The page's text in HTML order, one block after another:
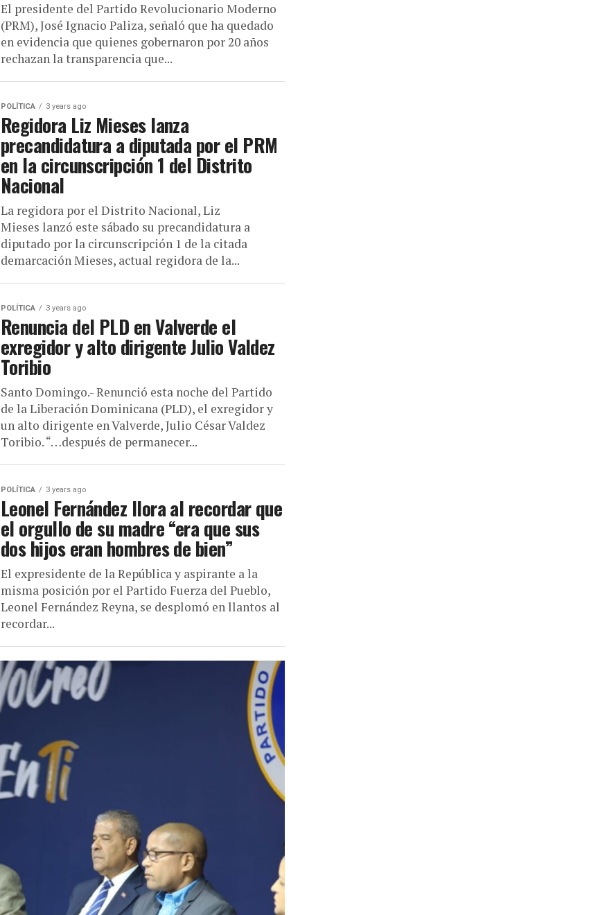
El presidente del Partido Revolucionario Moderno
(PRM), José Ignacio Paliza, señaló que ha quedado
en evidencia que quienes gobernaron por 20 años
rechazan la transparencia que...
POLÍTICA 3 years ago
Regidora Liz Mieses lanza
precandidatura a diputada por el PRM
en la circunscripción 1 del Distrito
Nacional
La regidora por el Distrito Nacional, Liz
Mieses lanzó este sábado su precandidatura a
diputado por la circunscripción 1 de la citada
demarcación Mieses, actual regidora de la...
POLÍTICA 3 years ago
Renuncia del PLD en Valverde el
exregidor y alto dirigente Julio Valdez
Toribio
Santo Domingo.- Renunció esta noche del Partido
de la Liberación Dominicana (PLD), el exregidor y
un alto dirigente en Valverde, Julio César Valdez
Toribio. “…después de permanecer...
POLÍTICA 3 years ago
Leonel Fernández llora al recordar que
el orgullo de su madre “era que sus
dos hijos eran hombres de bien”
El expresidente de la República y aspirante a la
misma posición por el Partido Fuerza del Pueblo,
Leonel Fernández Reyna, se desplomó en llantos al
recordar...